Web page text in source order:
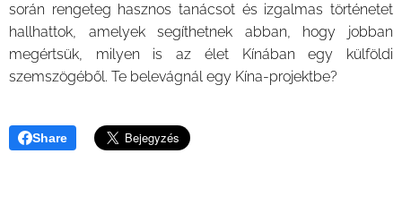
során rengeteg hasznos tanácsot és izgalmas történetet
hallhattok, amelyek segíthetnek abban, hogy jobban
megértsük, milyen is az élet Kínában egy külföldi
szemszögéből. Te belevágnál egy Kína-projektbe?
Share